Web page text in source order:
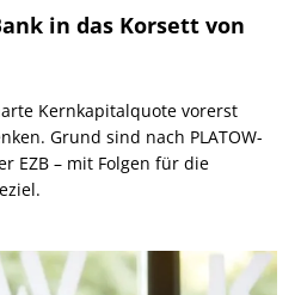
in das Korsett von
Kernkapitalquote vorerst
Grund sind nach PLATOW-
EZB – mit Folgen für die